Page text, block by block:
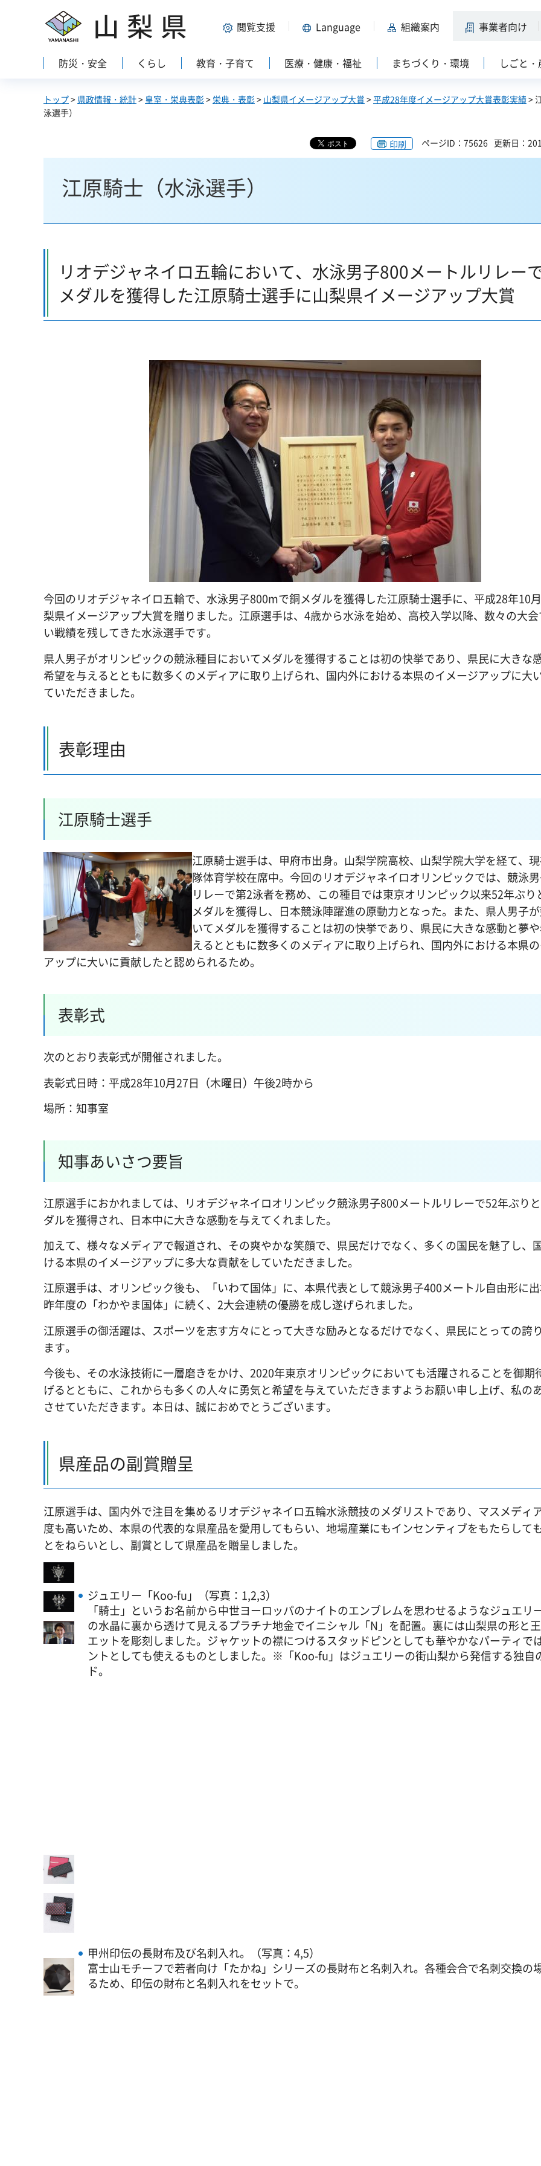
山梨県 閲覧支援 Language 組織案内 事業者向け
防災・安全 くらし 教育・子育て 医療・健康・福祉 まちづくり・環境 しごと
トップ> 県政情報・統計> 皇室・栄典表彰> 栄典・表彰> 山梨県イメージアップ大賞 >平成28年度イメージアップ大賞表彰実績>
泳選手）
印刷 ページID：75626 更新日：
江原騎士（水泳選手）
リオデジャネイロ五輪において、水泳男子800メートルリレー
メダルを獲得した江原騎士選手に山梨県イメージアップ大賞
今回のリオデジャネイロ五輪で、水泳男子800mで銅メダルを獲得した江原騎士選手に、平成28年10
梨県イメージアップ大賞を贈りました。江原選手は、4歳から水泳を始め、高校入学以降、数々の大
い戦績を残してきた水泳選手です。
県人男子がオリンピックの競泳種目においてメダルを獲得することは初の快挙であり、県民に大きな
希望を与えるとともに数多くのメディアに取り上げられ、国内外における本県のイメージアップに大
ていただきました。
表彰理由
江原騎士選手
江原騎士選手は、甲府市出身。山梨学院高校、山梨学院大学を経て、
隊体育学校在席中。今回のリオデジャネイロオリンピックでは、競泳
リレーで第2泳者を務め、この種目では東京オリンピック以来52年ぶり
メダルを獲得し、日本競泳陣躍進の原動力となった。また、県人男子
いてメダルを獲得することは初の快挙であり、県民に大きな感動と夢
えるとともに数多くのメディアに取り上げられ、国内外における本県
アップに大いに貢献したと認められるため。
表彰式
次のとおり表彰式が開催されました。
表彰式日時：平成28年10月27日（木曜日）午後2時から
場所：知事室
知事あいさつ要旨
江原選手におかれましては、リオデジャネイロオリンピック競泳男子800メートルリレーで52年ぶり
ダルを獲得され、日本中に大きな感動を与えてくれました。
加えて、様々なメディアで報道され、その爽やかな笑顔で、県民だけでなく、多くの国民を魅了し、
ける本県のイメージアップに多大な貢献をしていただきました。
江原選手は、オリンピック後も、「いわて国体」に、本県代表として競泳男子400メートル自由形に
昨年度の「わかやま国体」に続く、2大会連続の優勝を成し遂げられました。
江原選手の御活躍は、スポーツを志す方々にとって大きな励みとなるだけでなく、県民にとっての誇
ます。
今後も、その水泳技術に一層磨きをかけ、2020年東京オリンピックにおいても活躍されることを御期
げるとともに、これからも多くの人々に勇気と希望を与えていただきますようお願い申し上げ、私の
させていただきます。本日は、誠におめでとうございます。
県産品の副賞贈呈
江原選手は、国内外で注目を集めるリオデジャネイロ五輪水泳競技のメダリストであり、マスメディ
度も高いため、本県の代表的な県産品を愛用してもらい、地場産業にもインセンティブをもたらして
とをねらいとし、副賞として県産品を贈呈しました。
ジュエリー「Koo-fu」（写真：1,2,3）
「騎士」というお名前から中世ヨーロッパのナイトのエンブレムを思わせるようなジュエリ
の水晶に裏から透けて見えるプラチナ地金でイニシャル「N」を配置。裏には山梨県の形と
エットを彫刻しました。ジャケットの襟につけるスタッドピンとしても華やかなパーティで
ントとしても使えるものとしました。※「Koo-fu」はジュエリーの街山梨から発信する独自
ド。
甲州印伝の長財布及び名刺入れ。（写真：4,5）
富士山モチーフで若者向け「たかね」シリーズの長財布と名刺入れ。各種会合で名刺交換の
るため、印伝の財布と名刺入れをセットで。